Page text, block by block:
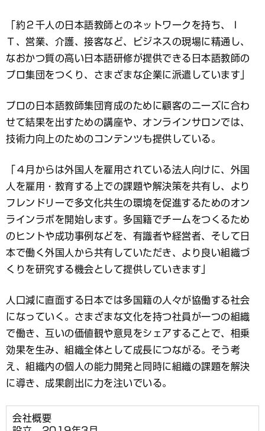
「約２千人の日本語教師とのネットワークを持ち、Ｉ
Ｔ、営業、介護、接客など、ビジネスの現場に精通し、
なおかつ質の高い日本語研修が提供できる日本語教師の
プロ集団をつくり、さまざまな企業に派遣しています」
プロの日本語教師集団育成のために顧客のニーズに合わ
せて結果を出すための講座や、オンラインサロンでは、
技術力向上のためのコンテンツも提供している。
「４月からは外国人を雇用されている法人向けに、外国
人を雇用・教育する上での課題や解決策を共有し、より
フレンドリーで多文化共生の環境を促進するためのオン
ラインラボを開始します。多国籍でチームをつくるため
のヒントや成功事例などを、有識者や経営者、そして日
本で働く外国人から共有していただき、より良い組織づ
くりを研究する機会として提供していきます」
人口減に直面する日本では多国籍の人々が協働する社会
になっていく。さまざまな文化を持つ社員が一つの組織
で働き、互いの価値観や意見をシェアすることで、相乗
効果を生み、組織全体として成長につながる。そう考
え、組織内の個人の能力開発と同時に組織の課題を解決
に導き、成果創出に力を注いでいる。
会社概要